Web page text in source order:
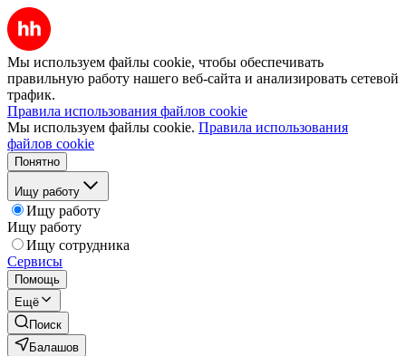
Мы используем файлы cookie, чтобы обеспечивать
правильную работу нашего веб-сайта и анализировать сетевой
трафик.
Правила использования файлов cookie
Мы используем файлы cookie. Правила использования
файлов cookie
Понятно
Ищу работу
Ищу работу
Ищу работу
Ищу сотрудника
Сервисы
Помощь
Ещё
Поиск
Балашов